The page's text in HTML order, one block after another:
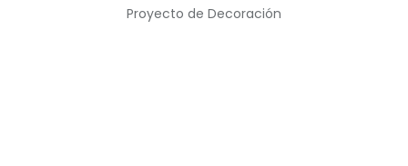
Proyecto de Decoración